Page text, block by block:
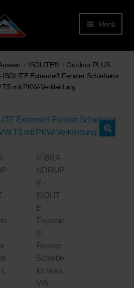
Menü
ISOLITE®
Outdoor PLUS
ISOLITE Extreme® Fenster Schiebetür
mit PKW-Verkleidung